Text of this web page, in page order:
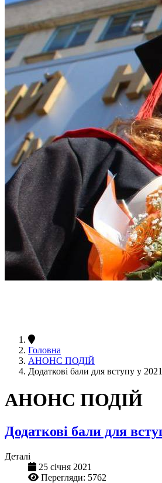
Головна
АНОНС ПОДІЙ
Додаткові бали для вступу у
АНОНС ПОДІЙ
Додаткові бали для
Деталі
25 січня 2021
Перегляди: 5762